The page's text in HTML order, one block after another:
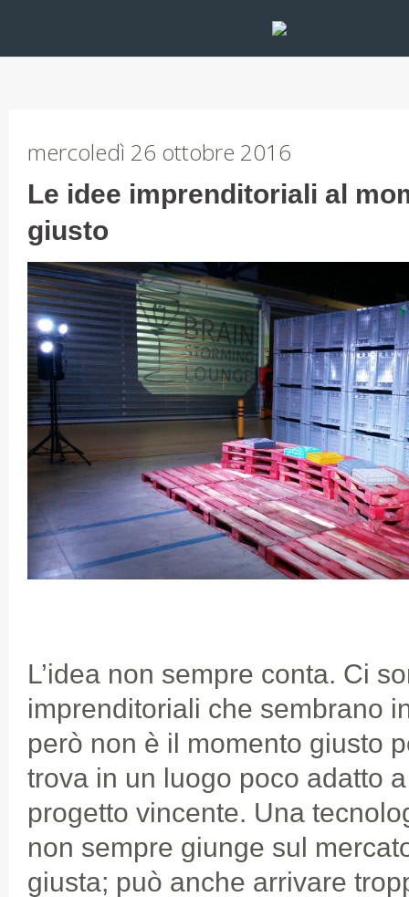
mercoledì 26 ottobre 2016
Le idee imprenditoriali al
giusto
L’idea non sempre conta. Ci
imprenditoriali che sembrano
però non è il momento giusto
trova in un luogo poco adatto
progetto vincente. Una
non sempre giunge sul
giusta; può anche arrivare